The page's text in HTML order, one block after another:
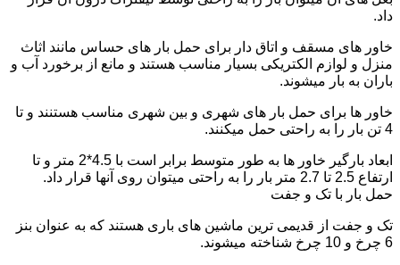
داد.
خاور های مسقف و اتاق دار برای حمل بار های حساس مانند اثاث
منزل و لوازم الکتریکی بسیار مناسب هستند و مانع از برخورد آب و
باران به بار میشوند.
خاور ها برای حمل بار های شهری و بین شهری مناسب هستنند و تا
4 تن بار را به راحتی حمل میکنند.
ابعاد بارگیر خاور ها به طور متوسط برابر است با 4.5*2 متر و تا
ارتفاع 2.5 تا 2.7 متر بار را به راحتی میتوان روی آنها قرار داد.
حمل بار با تک و جفت
تک و جفت از قدیمی ترین ماشین های باری هستند که به عنوان بنز
6 چرخ و 10 چرخ شناخته میشوند.